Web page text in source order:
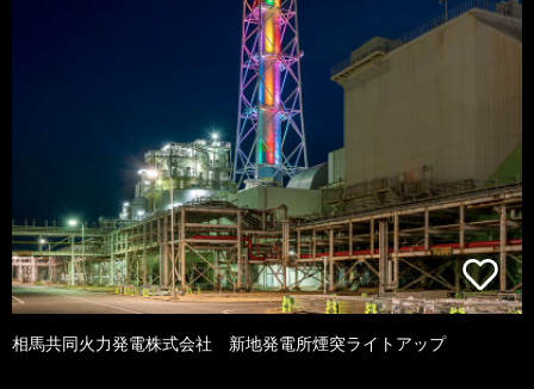
相馬共同火力発電株式会社 新地発電所煙突ライトアップ